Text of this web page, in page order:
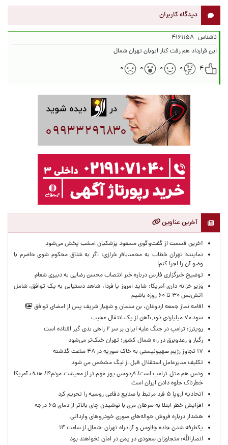
دیدگاه کاربران
ناشناس ۴۱۶۱۱۵۸
این قرارداد هم رفت کنار اتوبان تهران شمال
۴
۰ ۰ ۰ ۰
آخرین عناوین
آخرین قسمت از گفت‌وگوی مسعود پزشکیان امشب پخش می‌شود
نماینده تهران خطاب به محمدباقر خرازی: اگر به شلاق محکوم شوی حاضرم با
وضو آن را اجرا کنم!
توضیح خبرگزاری فارس درباره خبر انتصاب محسن رضایی به دبیری شعام
وزیر خزانه داری آمریکا: شاید امروز یا فردا، شاهد دستیابی به یک توافق، شامل
آتش‌بس ۳۰ تا ۶۰ روزه باشیم
اقامه نماز جمعه اردوغان، بن ‌سلمان و شهباز شریف پس از امضای توافق
سود ۷۰ میلیاردی ذوب‌آهن از یک انتقال عجیب
رویترز: ترامپ در جنگ علیه ایران بر سر ۲ راهی بدی گیر افتاده است
رگبار و رعدوبرق در راه شمال کشور؛ تهران خنک‌تر می‌شود
۱۷ تجاوز رژیم صهیونیستی به خاک سوریه در ۴۸ ساعت گذشته
تکلیف مدیرعامل استقلال قبل از لیگ مشخص می شود
ونس هم مثل ترامپ است/ فردوسی پور مهم تر از معیشت مردم؟!/ هدف آمریکا
خطرناک جلوه دادن ایران است
اتحادیه اروپا ۵ فرد مرتبط با صنایع دفاعی روسیه را تحریم کرد
افزایش خطر ابتلا به سرطان مری با نوشیدن چای بالاتر از دمای ۶۵ درجه
هشدار درباره فروش حواله‌های صوری خودروهای وارداتی
یکطرفه شدن جاده چالوس و آزادراه تهران–شمال از ساعت ۱۴
انصارالله: متجاوزان سعودی در یمن در امان نخواهند بود